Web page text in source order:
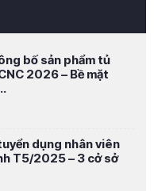
bố sản phẩm tủ
2026 – Bề mặt
dụng nhân viên
T5/2025 – 3 cở sở